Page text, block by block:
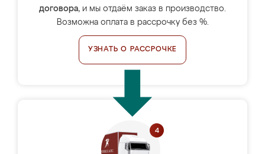
договора, и мы отдаём заказ в производство.
Возможна оплата в рассрочку без %.
УЗНАТЬ О РАССРОЧКЕ